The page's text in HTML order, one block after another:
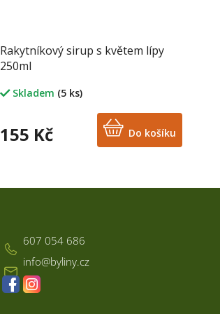
Rakytníkový sirup s květem lípy
250ml
Skladem (5 ks)
155 Kč Do košíku
v
info@byliny.cz
607 054 686